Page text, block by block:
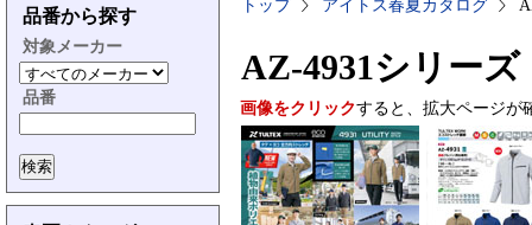
品番から探す
対象メーカー
品番
トップ アイトス春夏カタログ
AZ-4931シリーズ
画像をクリックすると、拡大ページが